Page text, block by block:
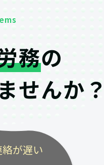
務の
せんか？
が遅い